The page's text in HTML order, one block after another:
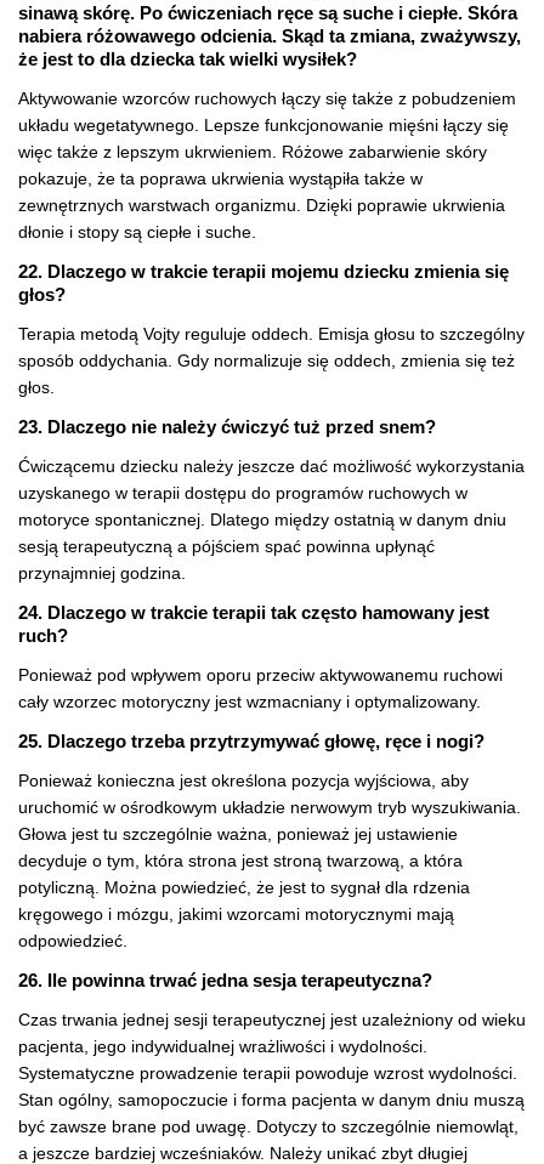
sinawą skórę. Po ćwiczeniach ręce są suche i ciepłe. Skóra
nabiera różowawego odcienia. Skąd ta zmiana, zważywszy,
że jest to dla dziecka tak wielki wysiłek?
Aktywowanie wzorców ruchowych łączy się także z pobudzeniem
układu wegetatywnego. Lepsze funkcjonowanie mięśni łączy się
więc także z lepszym ukrwieniem. Różowe zabarwienie skóry
pokazuje, że ta poprawa ukrwienia wystąpiła także w
zewnętrznych warstwach organizmu. Dzięki poprawie ukrwienia
dłonie i stopy są ciepłe i suche.
22. Dlaczego w trakcie terapii mojemu dziecku zmienia się
głos?
Terapia metodą Vojty reguluje oddech. Emisja głosu to szczególny
sposób oddychania. Gdy normalizuje się oddech, zmienia się też
głos.
23. Dlaczego nie należy ćwiczyć tuż przed snem?
Ćwiczącemu dziecku należy jeszcze dać możliwość wykorzystania
uzyskanego w terapii dostępu do programów ruchowych w
motoryce spontanicznej. Dlatego między ostatnią w danym dniu
sesją terapeutyczną a pójściem spać powinna upłynąć
przynajmniej godzina.
24. Dlaczego w trakcie terapii tak często hamowany jest
ruch?
Ponieważ pod wpływem oporu przeciw aktywowanemu ruchowi
cały wzorzec motoryczny jest wzmacniany i optymalizowany.
25. Dlaczego trzeba przytrzymywać głowę, ręce i nogi?
Ponieważ konieczna jest określona pozycja wyjściowa, aby
uruchomić w ośrodkowym układzie nerwowym tryb wyszukiwania.
Głowa jest tu szczególnie ważna, ponieważ jej ustawienie
decyduje o tym, która strona jest stroną twarzową, a która
potyliczną. Można powiedzieć, że jest to sygnał dla rdzenia
kręgowego i mózgu, jakimi wzorcami motorycznymi mają
odpowiedzieć.
26. Ile powinna trwać jedna sesja terapeutyczna?
Czas trwania jednej sesji terapeutycznej jest uzależniony od wieku
pacjenta, jego indywidualnej wrażliwości i wydolności.
Systematyczne prowadzenie terapii powoduje wzrost wydolności.
Stan ogólny, samopoczucie i forma pacjenta w danym dniu muszą
być zawsze brane pod uwagę. Dotyczy to szczególnie niemowląt,
a jeszcze bardziej wcześniaków. Należy unikać zbyt długiej